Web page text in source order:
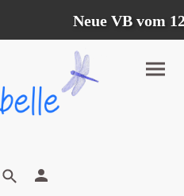
Neue VB vom